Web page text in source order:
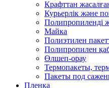
Крафттан
Курьерлік және
Полипропиленді
Майка
Полиэтилен
Полипропилен
Өлшеп-орау
Термопакеты,
Пакеты под
Пленка